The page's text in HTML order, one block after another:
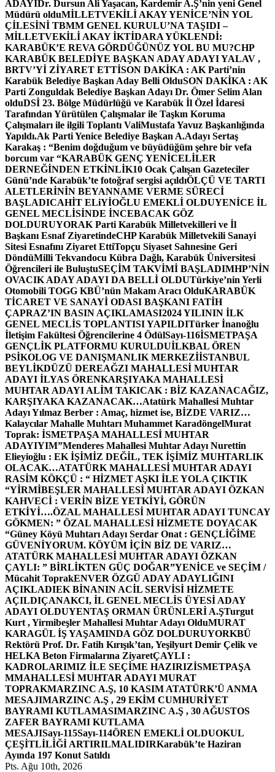
ADAYIDr. Dursun Ali Yaşacan, Kardemir A.Ş’nin yeni Genel
Müdürü olduMİLLETVEKİLİ AKAY YENİCE’NİN YOL
ÇİLESİNİ TBMM GENEL KURULU’NA TAŞIDI –
MİLLETVEKİLİ AKAY İKTİDARA YÜKLENDİ:
KARABÜK’E REVA GÖRDÜĞÜNÜZ YOL BU MU?CHP
KARABÜK BELEDİYE BAŞKAN ADAY ADAYI YALAV ,
BRTV’Yİ ZİYARET ETTİSON DAKİKA : AK Parti’nin
Karabük Belediye Başkan Aday Belli OlduSON DAKİKA : AK
Parti Zonguldak Belediye Başkan Adayı Dr. Ömer Selim Alan
olduDSİ 23. Bölge Müdürlüğü ve Karabük İl Özel İdaresi
Tarafından Yürütülen Çalışmalar ile Taşkın Koruma
Çalışmaları ile ilgili Toplantı ValiMustafa Yavuz Başkanlığında
Yapıldı.Ak Parti Yenice Belediye Başkan A.Adayı Sertaş
Karakaş : “Benim doğduğum ve büyüdüğüm şehre bir vefa
borcum var “KARABÜK GENÇ YENİCELİLER
DERNEĞİNDEN ETKİNLİK10 Ocak Çalışan Gazeteciler
Günü’nde Karabük’te fotoğraf sergisi açıldıÖLÇÜ VE TARTI
ALETLERİNİN BEYANNAME VERME SÜRECİ
BAŞLADICAHİT ELiYİOĞLU EMEKLİ OLDUYENİCE İL
GENEL MECLİSİNDE İNCEBACAK GÖZ
DOLDURUYORAK Parti Karabük Milletvekilleri ve İl
Başkanı Esnaf ZiyaretindeCHP Karabük Milletvekili Sanayi
Sitesi Esnafını Ziyaret EttiTopçu Siyaset Sahnesine Geri
DöndüMilli Tekvandocu Kübra Dağlı, Karabük Üniversitesi
Öğrencileri ile BuluştuSEÇİM TAKVİMİ BAŞLADIMHP’NİN
OVACIK ADAY ADAYI DA BELLİ OLDUTürkiye’nin Yerli
Otomobili TOGG KBÜ’nün Makam Aracı OlduKARABÜK
TİCARET VE SANAYİ ODASI BAŞKANI FATİH
ÇAPRAZ’IN BASIN AÇIKLAMASI2024 YILININ İLK
GENEL MECLİS TOPLANTISI YAPILDITürker İnanoğlu
İletişim Fakültesi Öğrencilerine 4 ÖdülSayı-116İSMETPAŞA
GENÇLİK PLATFORMU KURULDUİLKBAL ÖREN
PSİKOLOG VE DANIŞMANLIK MERKEZİİSTANBUL
BEYLİKDÜZÜ DEREAĞZI MAHALLESİ MUHTAR
ADAYI İLYAS ÖRENKARŞIYAKA MAHALLESİ
MUHTAR ADAYI ALİM TAKICAK : BİZ KAZANACAĞIZ,
KARŞIYAKA KAZANACAK…Atatürk Mahallesi Muhtar
Adayı Yılmaz Berber : Amaç, hizmet ise, BİZDE VARIZ…
Kalaycılar Mahalle Muhtarı Muhammet KaradöngelMurat
Toprak: İSMETPAŞA MAHALLESİ MUHTAR
ADAYIYIM”Menderes Mahallesi Muhtar Adayı Nurettin
Elieyioğlu : EK İŞİMİZ DEĞİL, TEK İŞİMİZ MUHTARLIK
OLACAK…ATATÜRK MAHALLESİ MUHTAR ADAYI
RASİM KÖKÇÜ : “ HİZMET AŞKI İLE YOLA ÇIKTIK
“YİRMİBEŞLER MAHALLESİ MUHTAR ADAYI ÖZKAN
KAHVECİ : VERİN BİZE YETKİYİ, GÖRÜN
ETKİYİ….ÖZAL MAHALLESİ MUHTAR ADAYI TUNCAY
GÖKMEN: ” ÖZAL MAHALLESİ HİZMETE DOYACAK
“Güney Köyü Muhtarı Adayı Serdar Onat : GENÇLİĞİME
GÜVENİYORUM. KÖYÜM İÇİN BİZ DE VARIZ…
ATATÜRK MAHALLESİ MUHTAR ADAYI ÖZKAN
ÇAYLI: ” BİRLİKTEN GÜÇ DOĞAR”YENİCE ve SEÇİM /
Mücahit ToprakENVER ÖZGÜ ADAY ADAYLIĞINI
AÇIKLADIEK BİNANIN ACİL SERVİSİ HİZMETE
AÇILDIÇANAKCI, İL GENEL MECLİS ÜYESİ ADAY
ADAYI OLDUYENTAŞ ORMAN ÜRÜNLERİ A.ŞTurgut
Kurt , Yirmibeşler Mahallesi Muhtar Adayı OlduMURAT
KARAGÜL İŞ YAŞAMINDA GÖZ DOLDURUYORKBÜ
Rektörü Prof. Dr. Fatih Kırışık’tan, Yeşilyurt Demir Çelik ve
HELKA Beton Firmalarına ZiyaretÇAYLI :
KADROLARIMIZ İLE SEÇİME HAZIRIZİSMETPAŞA
MMAHALLESİ MUHTAR ADAYI MURAT
TOPRAKMARZINC A.Ş, 10 KASIM ATATÜRK’Ü ANMA
MESAJIMARZINC A.Ş , 29 EKİM CUMHURİYET
BAYRAMI KUTLAMASIMARZINC A.Ş , 30 AĞUSTOS
ZAFER BAYRAMI KUTLAMA
MESAJISayı-115Sayı-114ÖREN EMEKLİ OLDUOKUL
ÇEŞİTLİLİĞİ ARTIRILMALIDIRKarabük’te Haziran
Ayında 197 Konut Satıldı
Pts. Ağu 10th, 2026